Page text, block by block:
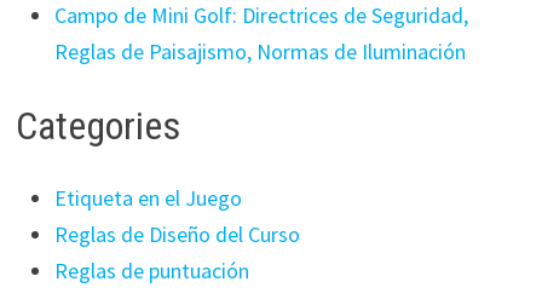
Campo de Mini Golf: Directrices de Seguridad,
Reglas de Paisajismo, Normas de Iluminación
Categories
Etiqueta en el Juego
Reglas de Diseño del Curso
Reglas de puntuación